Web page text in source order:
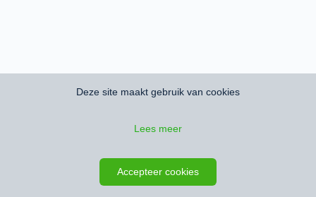
Deze site maakt gebruik van cookies
Lees meer
Accepteer cookies